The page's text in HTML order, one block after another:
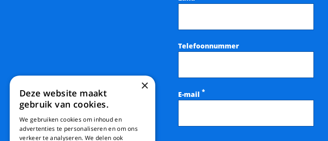
Telefoonnummer
E-mail *
×
Deze website maakt
gebruik van cookies.
We gebruiken cookies om inhoud en
advertenties te personaliseren en om ons
verkeer te analyseren. We delen ook